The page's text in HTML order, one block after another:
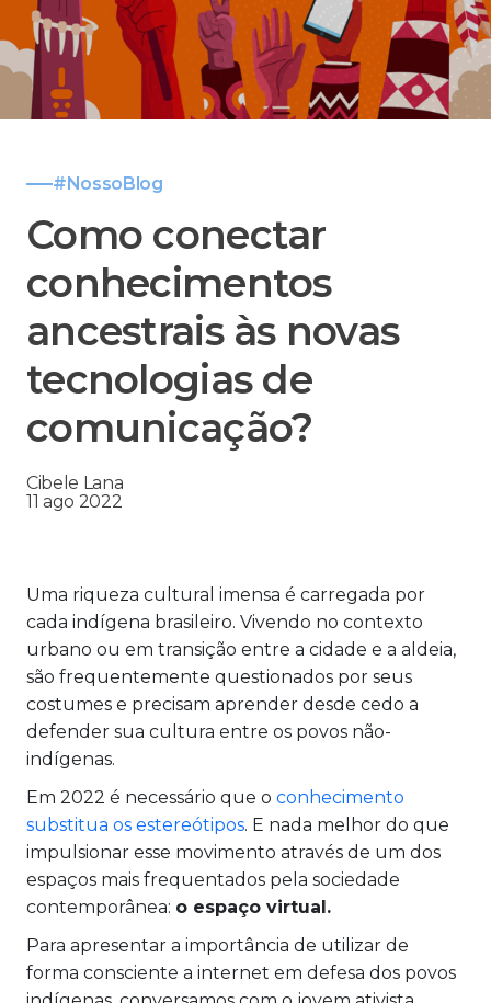
#NossoBlog
Como conectar
conhecimentos
ancestrais às novas
tecnologias de
comunicação?
Cibele Lana
11 ago 2022
Uma riqueza cultural imensa é carregada por
cada indígena brasileiro. Vivendo no contexto
urbano ou em transição entre a cidade e a aldeia,
são frequentemente questionados por seus
costumes e precisam aprender desde cedo a
defender sua cultura entre os povos não-
indígenas.
Em 2022 é necessário que o conhecimento
substitua os estereótipos. E nada melhor do que
impulsionar esse movimento através de um dos
espaços mais frequentados pela sociedade
contemporânea: o espaço virtual.
Para apresentar a importância de utilizar de
forma consciente a internet em defesa dos povos